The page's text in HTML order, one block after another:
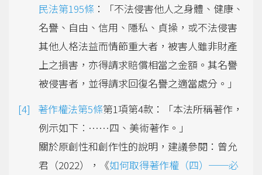
民法第195條 ：「不法侵害他人之身體、健康、
名譽、自由、信用、隱私、貞操，或不法侵害
其他人格法益而情節重大者，被害人雖非財產
上之損害，亦得請求賠償相當之金額。其名譽
被侵害者，並得請求回復名譽之適當處分。」
著作權法第5條第1項第4款：「本法所稱著作，
例示如下︰……四、美術著作。」
關於原創性和創作性的說明，建議參閱：曾允
君（2022），《如何取得著作權（四）──必